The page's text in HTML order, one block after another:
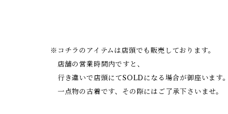
※コチラのアイテムは店頭でも販売しております。
店舗の営業時間内ですと、
行き違いで店頭にてSOLDになる場合が御座います。
一点物の古着です、その際にはご了承下さいませ。